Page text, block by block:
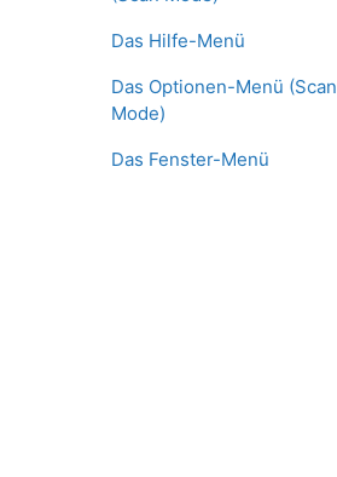
Das Hilfe-Menü
Das Optionen-Menü (Scan
Mode)
Das Fenster-Menü